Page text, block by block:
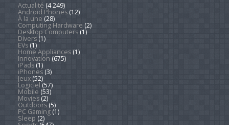
Actualité (4 249)
Android Phones(12)
À la une (28)
Computing Hardware (2)
Desktop Computers(1)
Divers(1)
EVs(1)
Home Appliances(1)
Innovation (675)
iPads(1)
iPhones(3)
Jeux(52)
Logiciel (57)
Mobile (53)
Movies(2)
Outdoors(5)
PC Gaming(1)
Sleep (2)
Sports(547)